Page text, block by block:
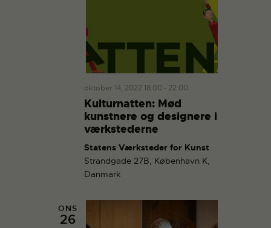
N
a
v
i
g
a
i
o
oktober 14, 2022 18:00 - 22:00
Kulturnatten: Mød
kunstnere og designere i
værkstederne
Statens Værksteder for Kunst
Strandgade 27B, København K,
Danmark
ONS
26